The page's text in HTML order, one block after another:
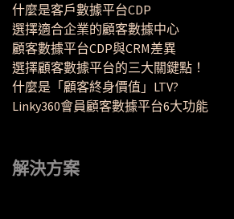
什麼是客戶數據平台CDP
選擇適合企業的顧客數據中心
顧客數據平台CDP與CRM差異
選擇顧客數據平台的三大關鍵點！
什麼是「顧客終身價值」LTV?
Linky360會員顧客數據平台6大功能
解決方案